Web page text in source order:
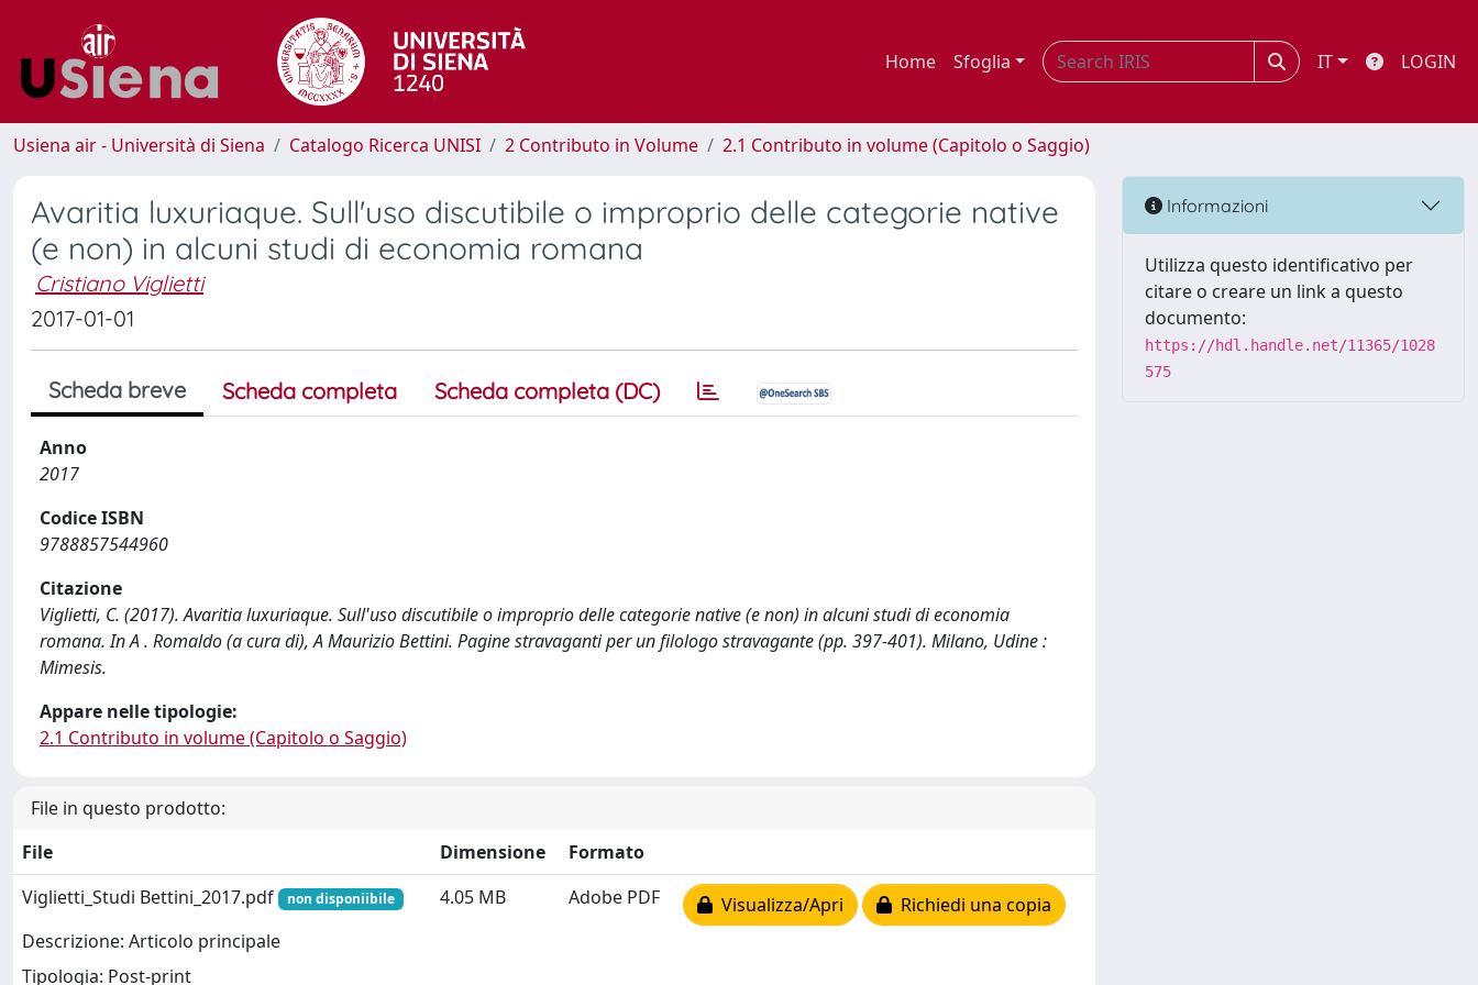
Home Sfoglia IT LOGIN
Usiena air - Università di Siena Catalogo Ricerca UNISI 2 Contributo in Volume 2.1 Contributo in volume (Capitolo o Saggio)
Avaritia luxuriaque. Sull'uso discutibile o improprio delle categorie native
(e non) in alcuni studi di economia romana
Cristiano Viglietti
2017-01-01
Scheda breve Scheda completa Scheda completa (DC)
Anno
2017
Codice ISBN
9788857544960
Citazione
Viglietti, C. (2017). Avaritia luxuriaque. Sull'uso discutibile o improprio delle categorie native (e non) in alcuni studi di economia
romana. In A . Romaldo (a cura di), A Maurizio Bettini. Pagine stravaganti per un filologo stravagante (pp. 397-401). Milano, Udine :
Mimesis.
Appare nelle tipologie:
2.1 Contributo in volume (Capitolo o Saggio)
File in questo prodotto:
File
Dimensione
Formato
Viglietti_Studi Bettini_2017.pdf
non disponiibile
Descrizione: Articolo principale
Tipologia: Post-print
4.05 MB Adobe PDF Visualizza/Apri Richiedi una copia
Informazioni
Utilizza questo identificativo per
citare o creare un link a questo
documento:
https://hdl.handle.net/11365/1028
575